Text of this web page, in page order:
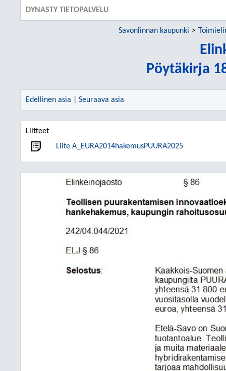
DYNASTY TIETOPALVELU
Savonlinnan kaupunki
Pöytäkirja
Edellinen asia Seuraava asia
Liitteet
Liite A_EURA2014hakemusPUURA2025